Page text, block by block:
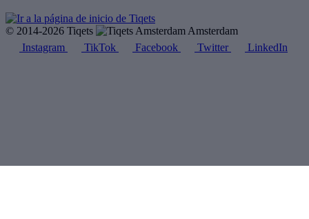
© 2014-2026 Tiqets
Amsterdam
Instagram
TikTok Facebook Twitter LinkedIn